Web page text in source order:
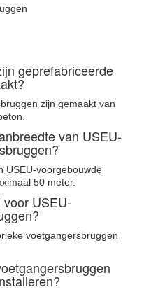
geprefabriceerde
zijn gemaakt van
van USEU-
USEU-voorgebouwde
50 meter.
USEU-
voetgangersbruggen